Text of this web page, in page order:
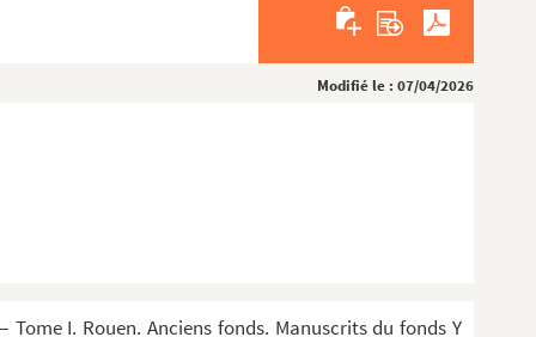
Modifié le : 07/04/2026
I. Rouen. Anciens fonds. Manuscrits du fonds Y